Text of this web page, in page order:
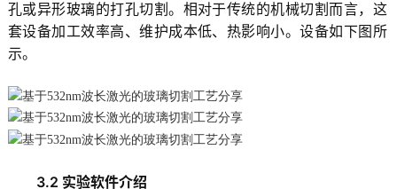
孔或异形玻璃的打孔切割。相对于传统的机械切割而言，这
套设备加工效率高、维护成本低、热影响小。设备如下图所
示。
3.2 实验软件介绍